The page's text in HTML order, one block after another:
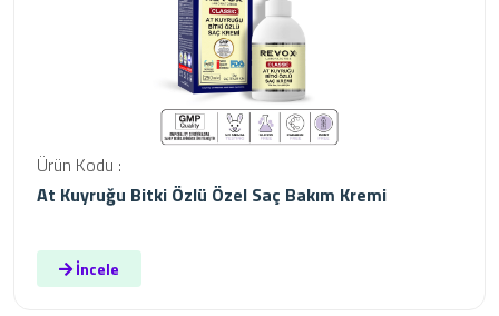
Ürün Kodu :
At Kuyruğu Bitki Özlü Özel Saç Bakım Kremi
İncele